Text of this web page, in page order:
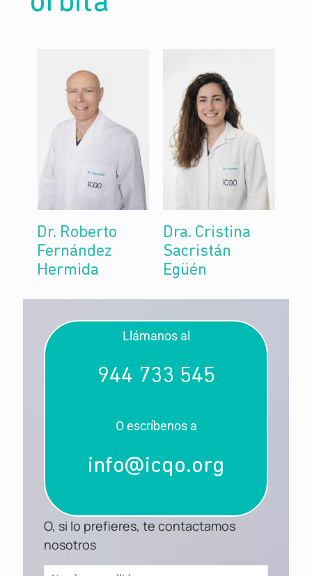
Dr. Roberto
Fernández
Hermida
Dra. Cristina
Sacristán
Egüén
Llámanos al
944 733 545
O escríbenos a
info@icqo.org
O, si lo prefieres, te contactamos
nosotros